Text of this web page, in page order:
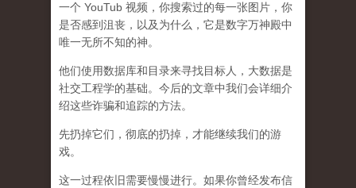
一个 YouTub 视频，你搜索过的每一张图片，你
是否感到沮丧，以及为什么，它是数字万神殿中
唯一无所不知的神。
他们使用数据库和目录来寻找目标人，大数据是
社交工程学的基础。今后的文章中我们会详细介
绍这些诈骗和追踪的方法。
先扔掉它们，彻底的扔掉，才能继续我们的游
戏。
这一过程依旧需要慢慢进行。如果你曾经发布信